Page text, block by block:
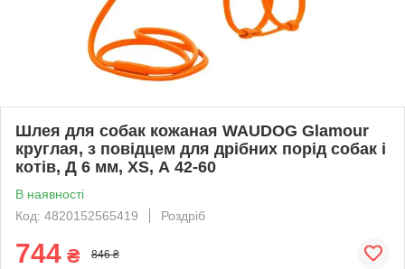
Шлея для собак кожаная WAUDOG Glamour
круглая, з повідцем для дрібних порід собак і
котів, Д 6 мм, XS, А 42-60
В наявності
Код: 4820152565419
Роздріб
744 ₴ 846 ₴